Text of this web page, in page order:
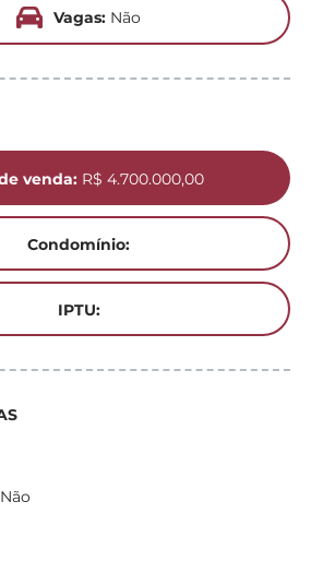
Vagas:Não
venda: R$ 4.700.000,00
Condomínio:
IPTU: